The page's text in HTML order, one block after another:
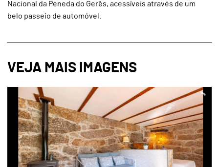
Nacional da Peneda do Gerês, acessíveis através de um
belo passeio de automóvel.